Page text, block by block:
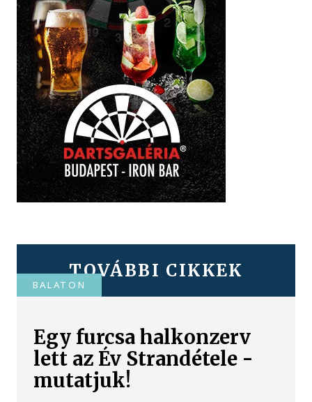
TOVÁBBI CIKKEK
BALATON
Egy furcsa halkonzerv
lett az Év Strandétele -
mutatjuk!